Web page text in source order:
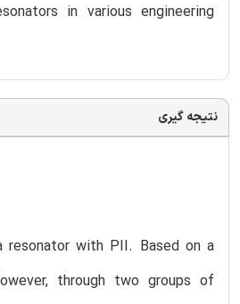
in various engineering
نتیجه گیری
resonator with PII. Based on a
through two groups of